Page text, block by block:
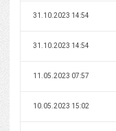
31.10.2023 14:54
31.10.2023 14:54
11.05.2023 07:57
10.05.2023 15:02